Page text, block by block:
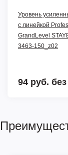
Уровень
с линейкой
GrandLevel
3463-150_z02
94 руб.